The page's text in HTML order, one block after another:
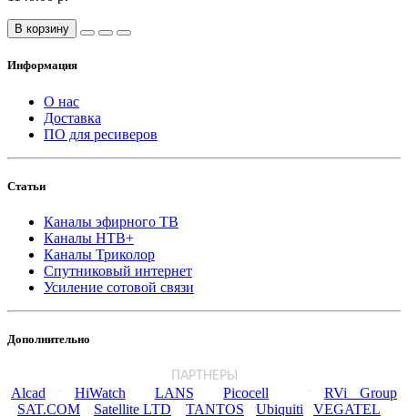
В корзину
Информация
О нас
Доставка
ПО для ресиверов
Статьи
Каналы эфирного ТВ
Каналы НТВ+
Каналы Триколор
Спутниковый интернет
Усиление сотовой связи
Дополнительно
ПАРТНЕРЫ
¨Alcad ¨ HiWatch ¨LANS ¨Picocell ¨ RVi Group
¨ SAT.COM ¨ Satellite LTD ¨TANTOS ¨Ubiquiti ¨VEGATEL